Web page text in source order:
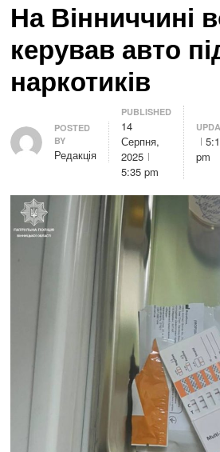
На Вінниччині
керував авто
наркотиків
Author
POSTED
BY
Редакція
PUBLISHED
14
Серпня,
2025
5:35 pm
pm